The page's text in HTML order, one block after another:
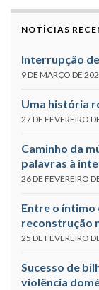
NOTÍCIAS
Interrupção
9 DE MARÇO DE
Uma história
27 DE FEVEREIRO
Caminho da
palavras à
26 DE FEVEREIRO
Entre o íntimo
reconstrução
25 DE FEVEREIRO
Sucesso de
violência